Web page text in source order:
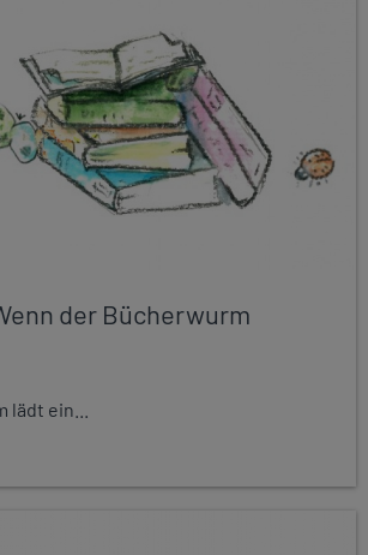
der Bücherwurm
ein...